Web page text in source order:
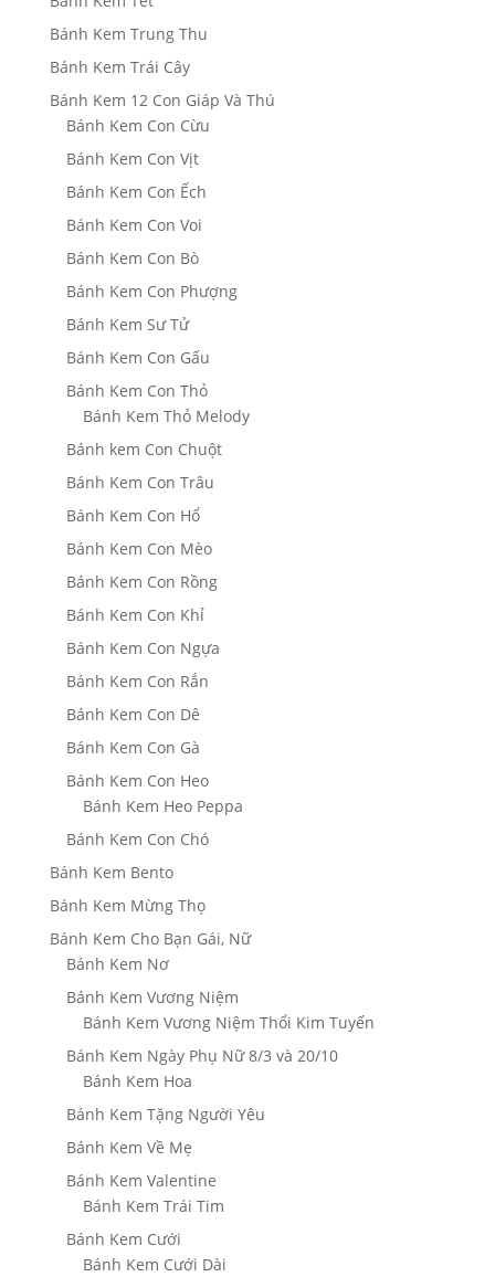
Bánh Kem Trung Thu
Bánh Kem Trái Cây
Bánh Kem 12 Con Giáp Và Thú
Bánh Kem Con Cừu
Bánh Kem Con Vịt
Bánh Kem Con Ếch
Bánh Kem Con Voi
Bánh Kem Con Bò
Bánh Kem Con Phượng
Bánh Kem Sư Tử
Bánh Kem Con Gấu
Bánh Kem Con Thỏ
Bánh Kem Thỏ Melody
Bánh kem Con Chuột
Bánh Kem Con Trâu
Bánh Kem Con Hổ
Bánh Kem Con Mèo
Bánh Kem Con Rồng
Bánh Kem Con Khỉ
Bánh Kem Con Ngựa
Bánh Kem Con Rắn
Bánh Kem Con Dê
Bánh Kem Con Gà
Bánh Kem Con Heo
Bánh Kem Heo Peppa
Bánh Kem Con Chó
Bánh Kem Bento
Bánh Kem Mừng Thọ
Bánh Kem Cho Bạn Gái, Nữ
Bánh Kem Nơ
Bánh Kem Vương Niệm
Bánh Kem Vương Niệm Thổi Kim Tuyến
Bánh Kem Ngày Phụ Nữ 8/3 và 20/10
Bánh Kem Hoa
Bánh Kem Tặng Người Yêu
Bánh Kem Về Mẹ
Bánh Kem Valentine
Bánh Kem Trái Tim
Bánh Kem Cưới
Bánh Kem Cưới Dài